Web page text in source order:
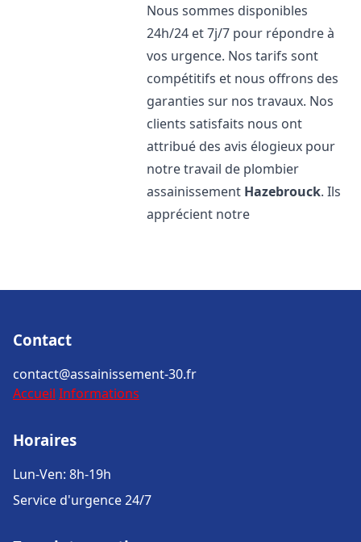
Nous sommes disponibles
24h/24 et 7j/7 pour répondre à
vos urgence. Nos tarifs sont
compétitifs et nous offrons des
garanties sur nos travaux. Nos
clients satisfaits nous ont
attribué des avis élogieux pour
notre travail de plombier
assainissement Hazebrouck. Ils
apprécient notre
Contact
contact@assainissement-30.fr
Accueil Informations
Horaires
Lun-Ven: 8h-19h
Service d'urgence 24/7